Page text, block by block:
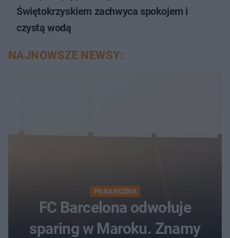
Świętokrzyskiem zachwyca spokojem i
czystą wodą
NAJNOWSZE NEWSY:
PIŁKA NOŻNA
FC Barcelona odwołuje
sparing w Maroku. Znamy